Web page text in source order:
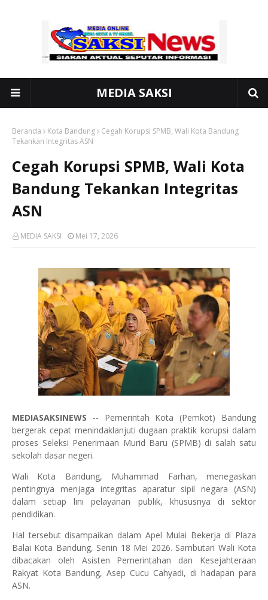
MEDIA SAKSI
Beranda Kota Bandung
Cegah Korupsi SPMB, Wali Kota Bandung
Tekankan Integritas ASN
Cegah Korupsi SPMB, Wali Kota
Bandung Tekankan Integritas
ASN
MEDIA SAKSI Mei 17, 2026
MEDIASAKSINEWS -- Pemerintah Kota (Pemkot) Bandung
bergerak cepat menindaklanjuti dugaan praktik korupsi dalam
proses Seleksi Penerimaan Murid Baru (SPMB) di salah satu
sekolah dasar negeri.
Wali Kota Bandung, Muhammad Farhan, menegaskan
pentingnya menjaga integritas aparatur sipil negara (ASN)
dalam setiap lini pelayanan publik, khususnya di sektor
pendidikan.
Hal tersebut disampaikan dalam Apel Mulai Bekerja di Plaza
Balai Kota Bandung, Senin 18 Mei 2026. Sambutan Wali Kota
dibacakan oleh Asisten Pemerintahan dan Kesejahteraan
Rakyat Kota Bandung, Asep Cucu Cahyadi, di hadapan para
ASN.